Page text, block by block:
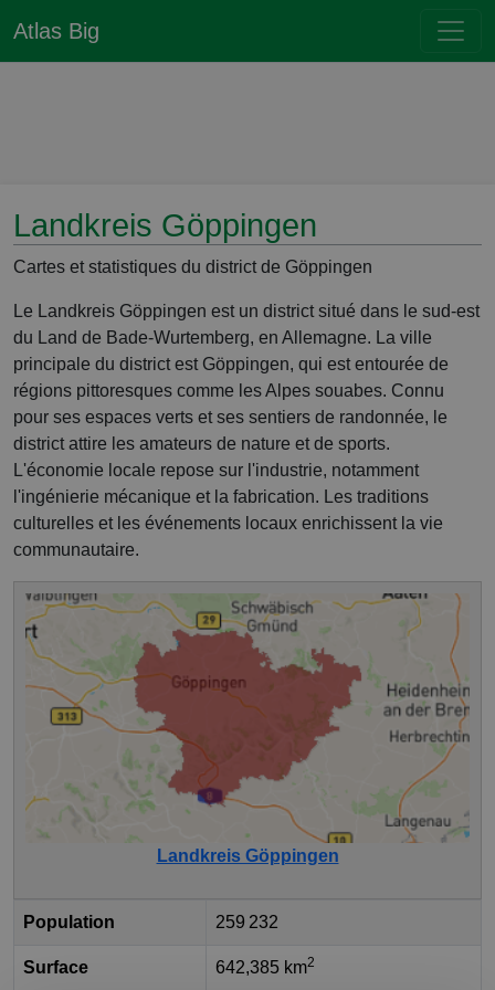
Atlas Big
Landkreis Göppingen
Cartes et statistiques du district de Göppingen
Le Landkreis Göppingen est un district situé dans le sud-est
du Land de Bade-Wurtemberg, en Allemagne. La ville
principale du district est Göppingen, qui est entourée de
régions pittoresques comme les Alpes souabes. Connu
pour ses espaces verts et ses sentiers de randonnée, le
district attire les amateurs de nature et de sports.
L'économie locale repose sur l'industrie, notamment
l'ingénierie mécanique et la fabrication. Les traditions
culturelles et les événements locaux enrichissent la vie
communautaire.
Landkreis Göppingen
Population 259 232
Surface 642,385 km2